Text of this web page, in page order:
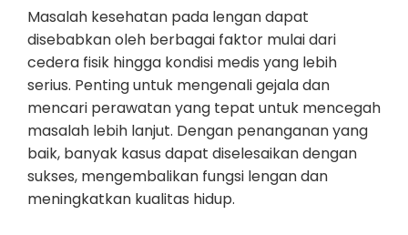
Masalah kesehatan pada lengan dapat
disebabkan oleh berbagai faktor mulai dari
cedera fisik hingga kondisi medis yang lebih
serius. Penting untuk mengenali gejala dan
mencari perawatan yang tepat untuk mencegah
masalah lebih lanjut. Dengan penanganan yang
baik, banyak kasus dapat diselesaikan dengan
sukses, mengembalikan fungsi lengan dan
meningkatkan kualitas hidup.